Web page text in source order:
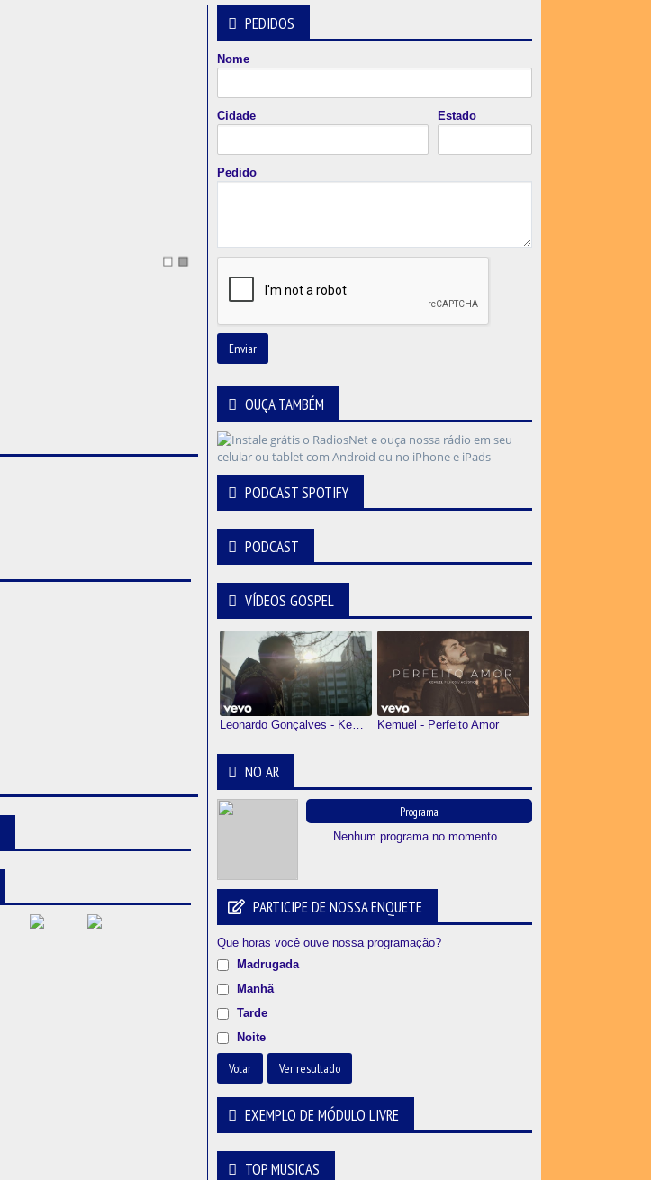
PEDIDOS
Nome
Cidade Estado
Pedido
Enviar
OUÇA TAMBÉM
PODCAST SPOTIFY
PODCAST
VÍDEOS GOSPEL
Kemuel - Perfeito Amor
NO AR
Programa
Nenhum programa no momento
PARTICIPE DE NOSSA ENQUETE
Que horas você ouve nossa programação?
Madrugada
Manhã
Tarde
Noite
Votar Ver resultado
EXEMPLO DE MÓDULO LIVRE
TOP MUSICAS